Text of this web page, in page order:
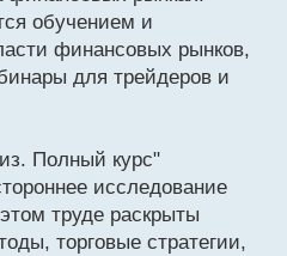
обучением и
финансовых рынков,
для трейдеров и
Полный курс"
исследование
труде раскрыты
торговые стратегии,